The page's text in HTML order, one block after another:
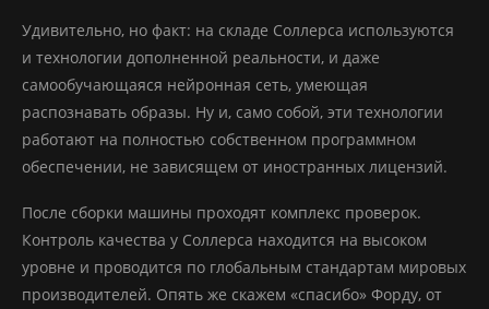
Удивительно, но факт: на складе Соллерса используются
и технологии дополненной реальности, и даже
самообучающаяся нейронная сеть, умеющая
распознавать образы. Ну и, само собой, эти технологии
работают на полностью собственном программном
обеспечении, не зависящем от иностранных лицензий.
После сборки машины проходят комплекс проверок.
Контроль качества у Соллерса находится на высоком
уровне и проводится по глобальным стандартам мировых
производителей. Опять же скажем «спасибо» Форду, от